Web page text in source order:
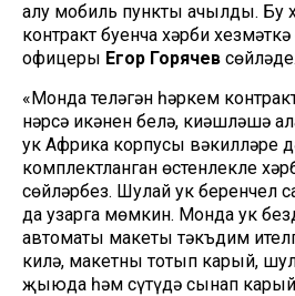
алу мобиль пункты ачылды. Бу
контракт буенча хәрби
офицеры Егор Горячев сөйләде.
«Монда теләгән һәркем
нәрсә икәнен белә, киңәшләшә
ук Африка корпусы вәкилләре
комплектланган өстенлекле
сөйләрбез. Шулай ук беренчел
да узарга мөмкин. Монда ук
автоматы макеты тәкъдим
килә, макетны тотып карый,
җыюда һәм сүтүдә сынап карый